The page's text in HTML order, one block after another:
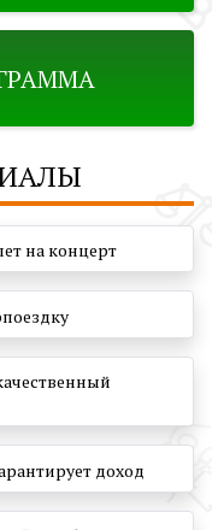
на концерт
доход